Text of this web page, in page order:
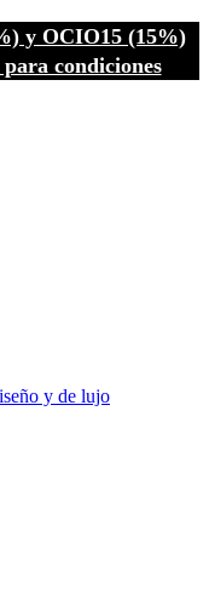
y OCIO15 (15%)
condiciones